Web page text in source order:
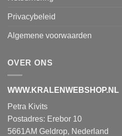
Privacybeleid
Algemene voorwaarden
OVER ONS
WWW.KRALENWEBSHOP.NL
Petra Kivits
Postadres: Erebor 10
5661AM Geldrop, Nederland